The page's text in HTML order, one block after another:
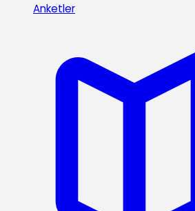
Anketler